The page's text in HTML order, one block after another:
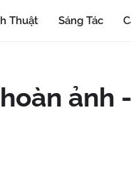
Thuật Sáng Tác
ảnh